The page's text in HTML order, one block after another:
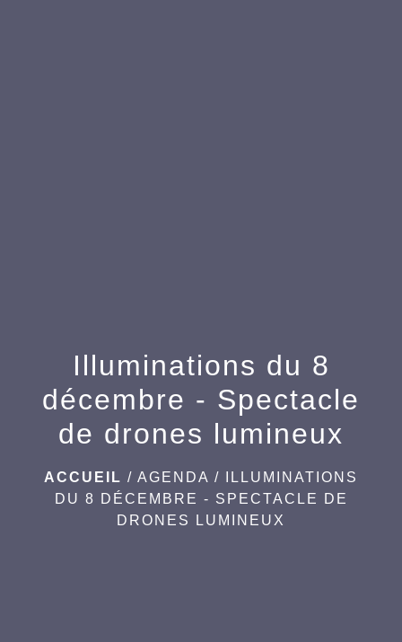
Illuminations du 8
décembre - Spectacle
de drones lumineux
ACCUEIL / AGENDA /
ILLUMINATIONS
DU 8 DÉCEMBRE - SPECTACLE DE
DRONES LUMINEUX